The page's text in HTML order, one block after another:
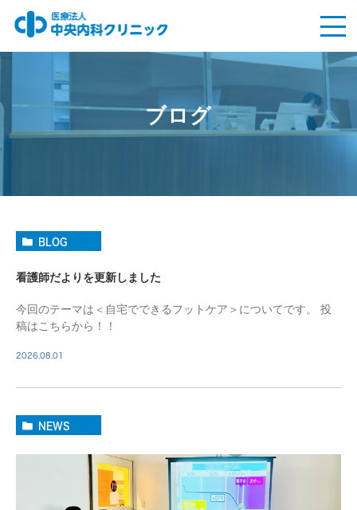
ブログ
BLOG
看護師だよりを更新しました
今回のテーマは＜自宅でできるフットケア＞についてです。 投
稿はこちらから！！
2026.08.01
NEWS